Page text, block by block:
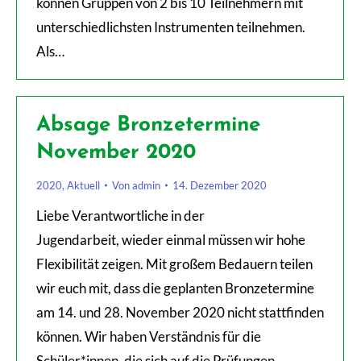
unterschiedlichsten Instrumenten teilnehmen.
Als…
Absage Bronzetermine
November 2020
2020, Aktuell Vonadmin 14. Dezember 2020
Liebe Verantwortliche in der
Jugendarbeit, wieder einmal müssen wir hohe
Flexibilität zeigen. Mit großem Bedauern teilen
wir euch mit, dass die geplanten Bronzetermine
am 14. und 28. November 2020 nicht stattfinden
können. Wir haben Verständnis für die